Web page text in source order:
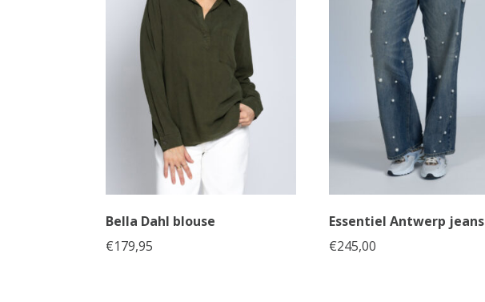
Bella Dahl blouse
€179,95
Essentiel Antwerp jeans
€245,00